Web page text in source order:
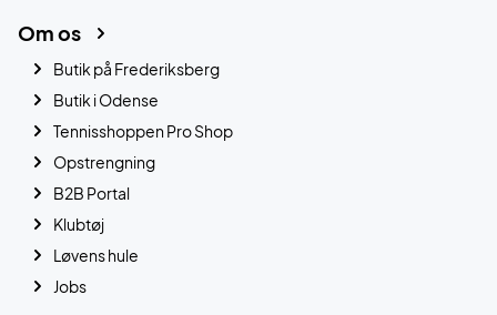
Om os
Butik på Frederiksberg
Butik i Odense
Tennisshoppen Pro Shop
Opstrengning
B2B Portal
Klubtøj
Løvens hule
Jobs